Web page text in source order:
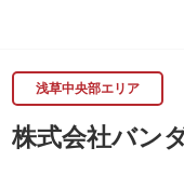
塚の上には板碑が祀ら
なお、隅田川の対岸、木
浅草中央部エリア
株式会社バン